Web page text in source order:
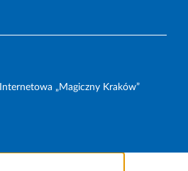
„Magiczny Kraków”